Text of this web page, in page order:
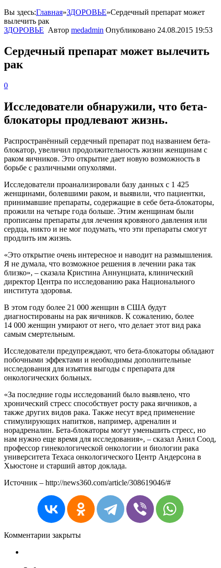
Вы здесь:Главная»ЗДОРОВЬЕ»Сердечный препарат может
вылечить рак
ЗДОРОВЬЕ Автор medadmin Опубликовано 24.08.2015 19:53
Сердечный препарат может вылечить
рак
0
Исследователи обнаружили, что бета-
блокаторы продлевают жизнь.
Распространённый сердечный препарат под названием бета-
блокатор, увеличил продолжительность жизни женщинам с
раком яичников. Это открытие дает новую возможность в
борьбе с различными опухолями.
Исследователи проанализировали базу данных с 1 425
женщинами, болевшими раком, и выявили, что пациентки,
принимавшие препараты, содержащие в себе бета-блокаторы,
прожили на четыре года больше. Этим женщинам были
прописаны препараты для лечения кровяного давления или
сердца, никто и не мог подумать, что эти препараты смогут
продлить им жизнь.
«Это открытие очень интересное и наводит на размышления.
Я не думала, что возможное решения в лечении рака так
близко», – сказала Кристина Аннунциата, клинический
директор Центра по исследованию рака Национального
института здоровья.
В этом году более 21 000 женщин в США будут
диагностированы на рак яичников. К сожалению, более
14 000 женщин умирают от него, что делает этот вид рака
самым смертельным.
Исследователи предупреждают, что бета-блокаторы обладают
побочными эффектами и необходимы дополнительные
исследования для изъятия выгоды с препарата для
онкологических больных.
«За последние годы исследований было выявлено, что
хронический стресс способствует росту рака яичников, а
также других видов рака. Также несут вред применение
стимулирующих напитков, например, адреналин и
норадреналин. Бета-блокаторы могут уменьшить стресс, но
нам нужно еще время для исследования», – сказал Анил Соод,
профессор гинекологической онкологии и биологии рака
университета Техаса онкологического Центр Андерсона в
Хьюстоне и старший автор доклада.
Источник – http://news360.com/article/308619046/#
Комментарии закрыты